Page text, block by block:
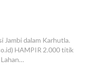
Jambi dalam Karhutla.
HAMPIR 2.000 titik